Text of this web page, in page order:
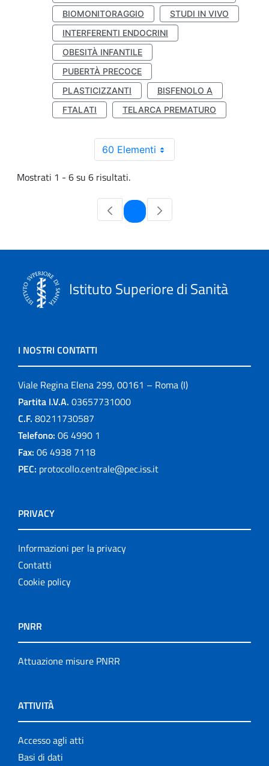
BIOMONITORAGGIO
STUDI IN VIVO
INTERFERENTI ENDOCRINI
OBESITÀ INFANTILE
PUBERTÀ PRECOCE
PLASTICIZZANTI
BISFENOLO A
FTALATI
TELARCA PREMATURO
60 Elementi
Mostrati 1 - 6 su 6 risultati.
Pagina
Istituto Superiore di Sanità
I NOSTRI CONTATTI
Viale Regina Elena 299, 00161 – Roma (I)
Partita I.V.A. 03657731000
C.F. 80211730587
Telefono: 06 4990 1
Fax: 06 4938 7118
PEC: protocollo.centrale@pec.iss.it
PRIVACY
Informazioni per la privacy
Contatti
Cookie policy
PNRR
Attuazione misure PNRR
ATTIVITÀ
Accesso agli atti
Basi di dati